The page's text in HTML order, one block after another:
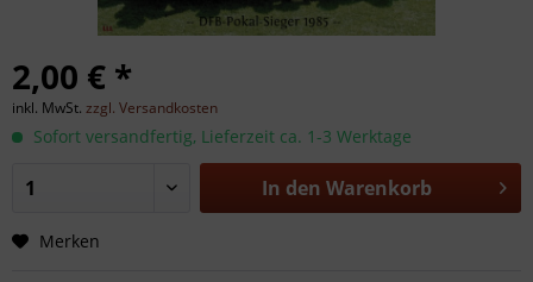
2,00 € *
inkl. MwSt. zzgl. Versandkosten
Sofort versandfertig, Lieferzeit ca. 1-3 Werktage
In den Warenkorb
Merken